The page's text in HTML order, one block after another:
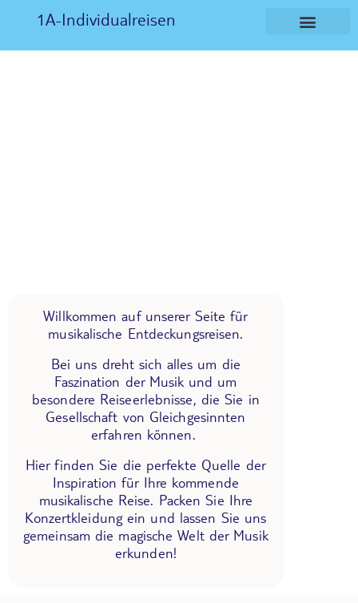
1A-Individualreisen
Willkommen auf unserer Seite für
musikalische Entdeckungsreisen.
Bei uns dreht sich alles um die
Faszination der Musik und um
besondere Reiseerlebnisse, die Sie in
Gesellschaft von Gleichgesinnten
erfahren können.
Hier finden Sie die perfekte Quelle der
Inspiration für Ihre kommende
musikalische Reise. Packen Sie Ihre
Konzertkleidung ein und lassen Sie uns
gemeinsam die magische Welt der Musik
erkunden!